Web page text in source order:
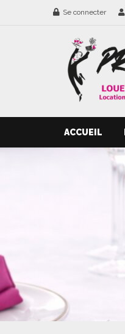
Se connecter
ACCUEIL